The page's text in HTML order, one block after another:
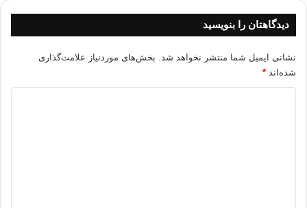
دیدگاهتان را بنویسید
نشانی ایمیل شما منتشر نخواهد شد. بخش‌های موردنیاز علامت‌گذاری
شده‌اند *